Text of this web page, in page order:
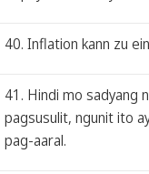
40. Inflation kann zu
41. Hindi mo sadyang
pagsusulit, ngunit ito
pag-aaral.